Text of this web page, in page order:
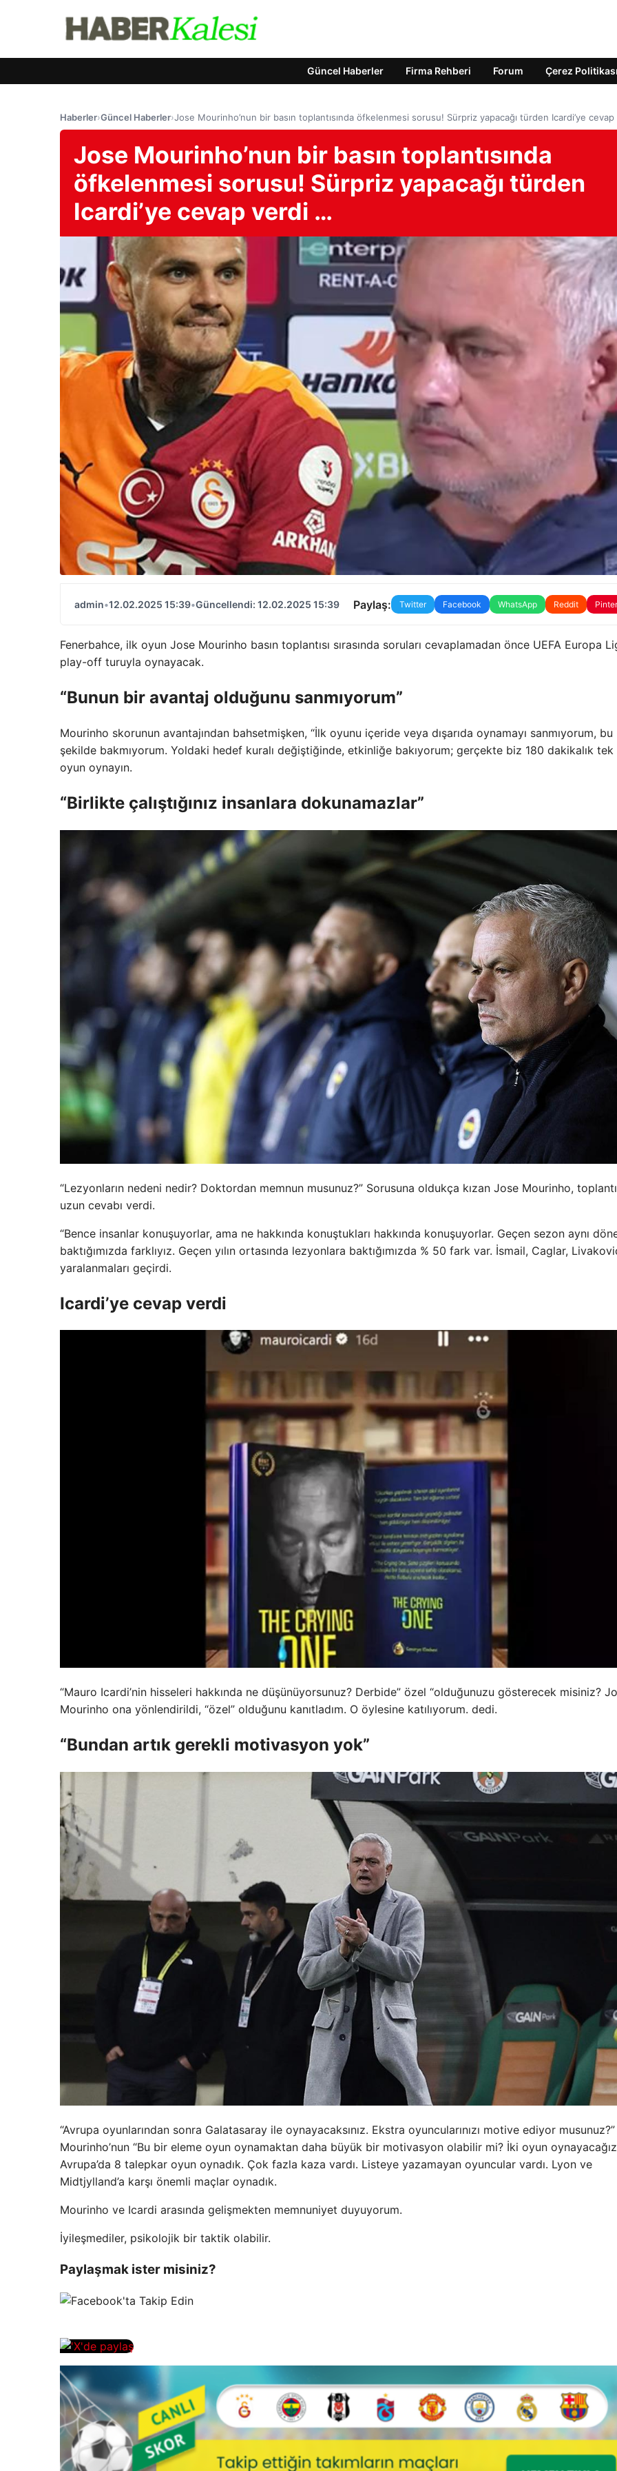
Güncel Haberler Firma Rehberi Forum Çerez
Haberler›Güncel Haberler›Jose Mourinho’nun bir basın toplantısında öfkelenmesi sorusu! Sürpriz yapacağı türden Icardi’ye
Jose Mourinho’nun bir basın toplantısında
öfkelenmesi sorusu! Sürpriz yapacağı türden
Icardi’ye cevap verdi …
admin•12.02.2025 15:39•Güncellendi: 12.02.2025 15:39 Paylaş: Twitter Facebook WhatsApp Reddit
Fenerbahce, ilk oyun Jose Mourinho basın toplantısı sırasında soruları cevaplamadan önce UEFA Europa
play-off turuyla oynayacak.
“Bunun bir avantaj olduğunu sanmıyorum”
Mourinho skorunun avantajından bahsetmişken, “İlk oyunu içeride veya dışarıda oynamayı sanmıyorum, bu
şekilde bakmıyorum. Yoldaki hedef kuralı değiştiğinde, etkinliğe bakıyorum; gerçekte biz 180 dakikalık
oyun oynayın.
“Birlikte çalıştığınız insanlara dokunamazlar”
“Lezyonların nedeni nedir? Doktordan memnun musunuz?” Sorusuna oldukça kızan Jose Mourinho,
uzun cevabı verdi.
“Bence insanlar konuşuyorlar, ama ne hakkında konuştukları hakkında konuşuyorlar. Geçen sezon aynı
baktığımızda farklıyız. Geçen yılın ortasında lezyonlara baktığımızda % 50 fark var. İsmail, Caglar,
yaralanmaları geçirdi.
Icardi’ye cevap verdi
“Mauro Icardi’nin hisseleri hakkında ne düşünüyorsunuz? Derbide” özel “olduğunuzu gösterecek misiniz?
Mourinho ona yönlendirildi, “özel” olduğunu kanıtladım. O öylesine katılıyorum. dedi.
“Bundan artık gerekli motivasyon yok”
“Avrupa oyunlarından sonra Galatasaray ile oynayacaksınız. Ekstra oyuncularınızı motive ediyor
Mourinho’nun “Bu bir eleme oyun oynamaktan daha büyük bir motivasyon olabilir mi? İki oyun
Avrupa’da 8 talepkar oyun oynadık. Çok fazla kaza vardı. Listeye yazamayan oyuncular vardı. Lyon ve
Midtjylland’a karşı önemli maçlar oynadık.
Mourinho ve Icardi arasında gelişmekten memnuniyet duyuyorum.
İyileşmediler, psikolojik bir taktik olabilir.
Paylaşmak ister misiniz?